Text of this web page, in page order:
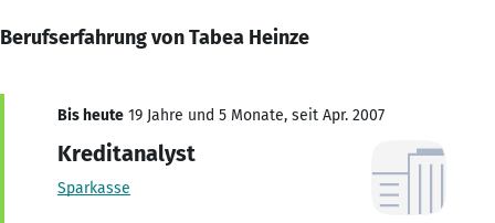
Berufserfahrung von Tabea Heinze
Bis heute 19 Jahre und 5 Monate, seit Apr. 2007
Kreditanalyst
Sparkasse